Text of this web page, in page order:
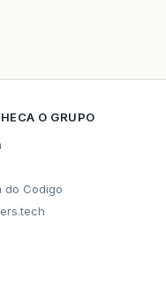
O GRUPO
do Codigo